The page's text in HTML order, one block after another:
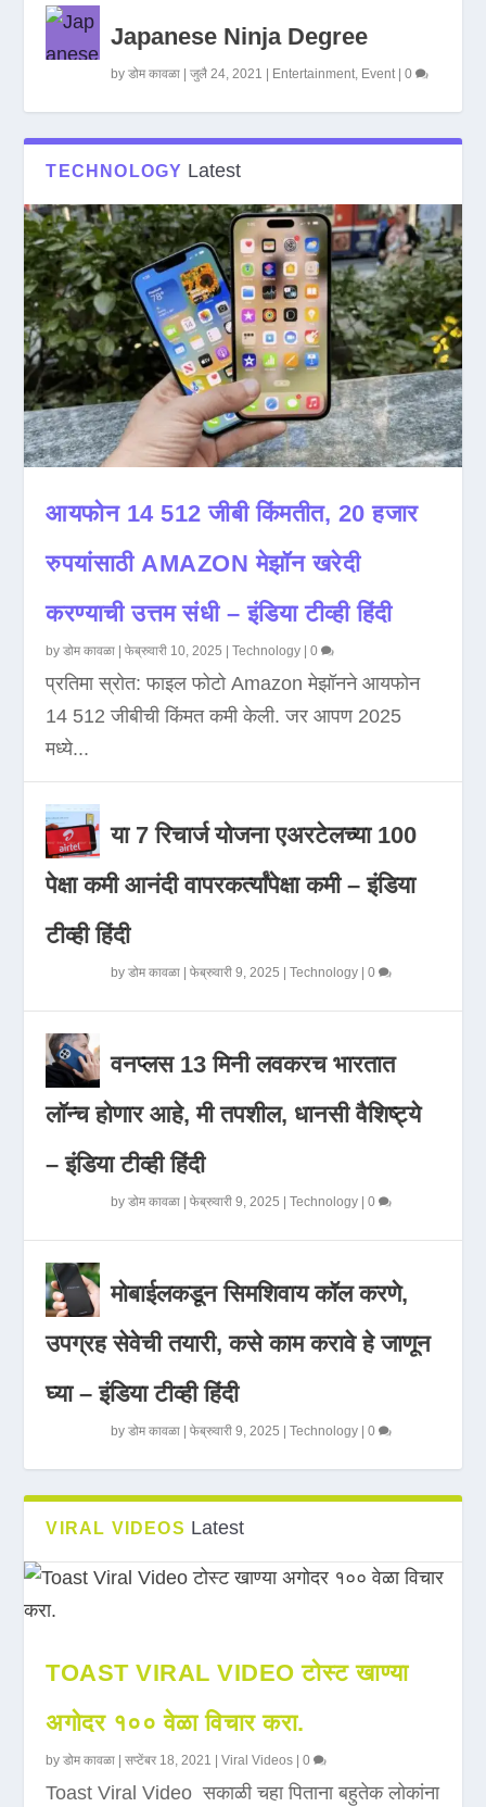
Japanese Ninja Degree
byडोम कावळा |जुलै 24, 2021 Entertainment, Event|0
TECHNOLOGY Latest
आयफोन 14 512 जीबी किंमतीत, 20 हजार
रुपयांसाठी AMAZON मेझॉन खरेदी
करण्याची उत्तम संधी – इंडिया टीव्ही हिंदी
byडोम कावळा |फेब्रुवारी 10, 2025 |Technology |0
प्रतिमा स्रोत: फाइल फोटो Amazon मेझॉनने आयफोन
14 512 जीबीची किंमत कमी केली. जर आपण 2025
मध्ये...
या 7 रिचार्ज योजना एअरटेलच्या 100
पेक्षा कमी आनंदी वापरकर्त्यांपेक्षा कमी – इंडिया
टीव्ही हिंदी
byडोम कावळा |फेब्रुवारी 9, 2025 |Technology |0
वनप्लस 13 मिनी लवकरच भारतात
लॉन्च होणार आहे, मी तपशील, धानसी वैशिष्ट्ये
– इंडिया टीव्ही हिंदी
byडोम कावळा |फेब्रुवारी 9, 2025 |Technology |0
मोबाईलकडून सिमशिवाय कॉल करणे,
उपग्रह सेवेची तयारी, कसे काम करावे हे जाणून
घ्या – इंडिया टीव्ही हिंदी
byडोम कावळा |फेब्रुवारी 9, 2025 |Technology |0
VIRAL VIDEOS Latest
TOAST VIRAL VIDEO टोस्ट खाण्या
अगोदर १०० वेळा विचार करा.
byडोम कावळा |सप्टेंबर 18, 2021 |Viral Videos |0
Toast Viral Video सकाळी चहा पिताना बहुतेक लोकांना